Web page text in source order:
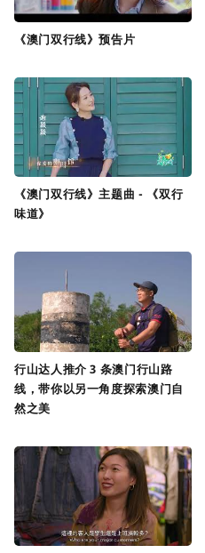
《澳门双行线》预告片
《澳门双行线》主题曲 - 《双行
味道》
行山达人推介 3 条澳门行山路
线，带你以另一角度探索澳门自
然之美